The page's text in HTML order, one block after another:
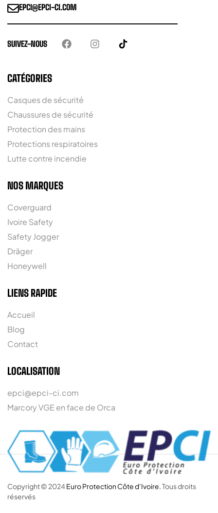
EPCI@EPCI-CI.COM
SUIVEZ-NOUS
CATÉGORIES
Casques de sécurité
Chaussures de sécurité
Protection des mains
Protections respiratoires
Lutte contre incendie
NOS MARQUES
Coverguard
Ivoire Safety
Safety Jogger
Dräger
Honeywell
LIENS RAPIDE
Accueil
Blog
Contact
LOCALISATION
epci@epci-ci.com
Marcory VGE en face de Orca
Copyright © 2024 Euro Protection Côte d’Ivoire.Tous droits
réservés